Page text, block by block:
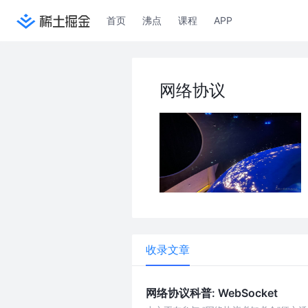
首页 沸点 课程 APP
网络协议
收录文章
网络协议科普: WebSocket